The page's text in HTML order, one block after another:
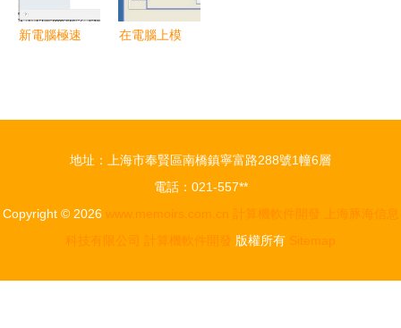
新電腦極速
在電腦上模
地址：上海市奉賢區南橋鎮寧富路288號1幢6層
電話：021-557**
Copyright © 2026 www.memoirs.com.cn 計算機軟件開發
上海豚海信息
科技有限公司
計算機軟件開發 版權所有 Sitemap